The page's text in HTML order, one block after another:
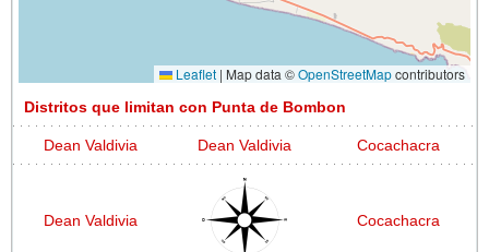
Leaflet | Map data ©OpenStreetMapcontributors
Distritos que limitan con Punta de Bombon
Dean Valdivia Dean Valdivia Cocachacra
Dean Valdivia Cocachacra